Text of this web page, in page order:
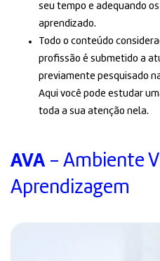
seu tempo e adequando
aprendizado.
Todo o conteúdo
profissão é submetido a
previamente pesquisado
Aqui você pode estudar
toda a sua atenção nela.
AVA - Ambiente
Aprendizagem